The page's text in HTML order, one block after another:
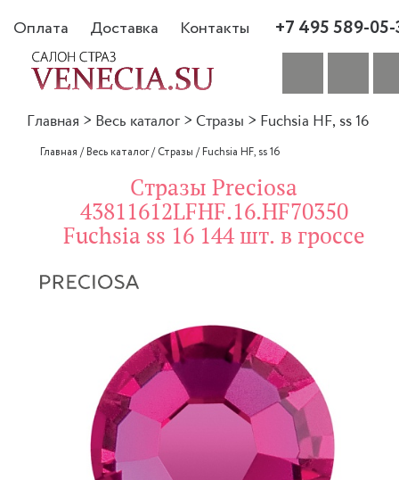
Оплата Доставка Контакты +7 495 589-
Главная > Весь каталог > Стразы > Fuchsia HF, ss 16
Главная /Весь каталог/Стразы /Fuchsia HF, ss 16
Стразы Preciosa
43811612LFHF.16.HF70350
Fuchsia ss 16 144 шт. в гроссе